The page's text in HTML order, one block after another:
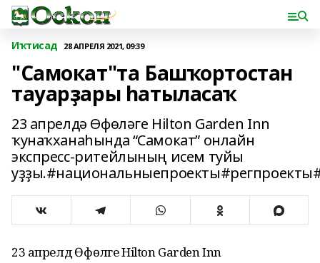
Иҡтисад 28 АПРЕЛЯ 2021, 09:39
"Самокат"та Башҡортостан
тауарҙары һатыласаҡ
23 апрелдә Өфөләге Hilton Garden Inn
ҡунаҡханаһында “Самокат” онлайн
экспресс-ритейлының исем туйы
23 апрелдә Өфөләге Hilton Garden Inn